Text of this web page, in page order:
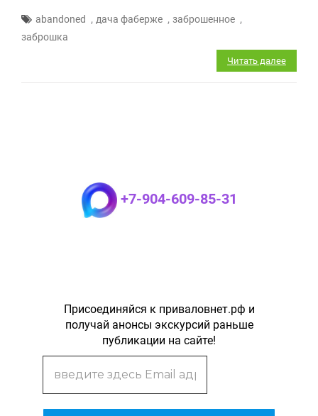
abandoned , дача фаберже , заброшенное ,
заброшка
Читать далее
+7-904-609-85-31
Присоединяйся к приваловнет.рф и
получай анонсы экскурсий раньше
публикации на сайте!